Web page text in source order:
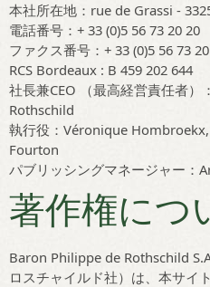
本社所在地：rue de Grassi -
電話番号：+ 33 (0)5 56 73 20 20
ファクス番号：+ 33 (0)5 56 73
RCS Bordeaux : B 459 202 644
社長兼CEO （最高経営責任者）
Rothschild
執行役：Véronique
Fourton
パブリッシングマネージャー：
著作権につ
Baron Philippe de Rothschild
ロスチャイルド社）は、本サイ